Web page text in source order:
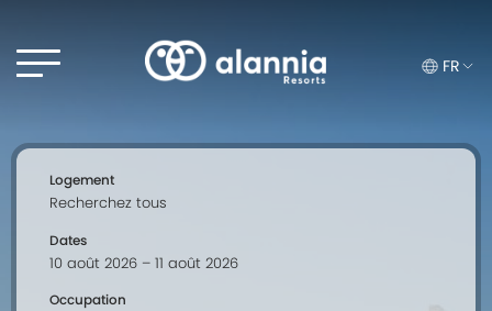
FR
Logement
Dates
Occupation